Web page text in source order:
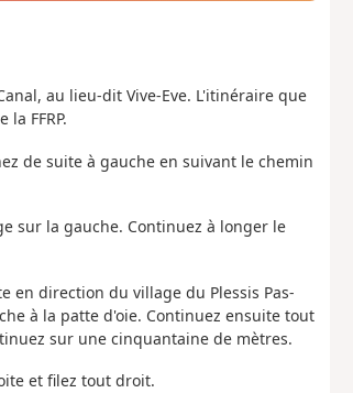
au lieu-dit Vive-Eve. L'itinéraire que
FFRP.
de suite à gauche en suivant le chemin
sur la gauche. Continuez à longer le
en direction du village du Plessis Pas-
à la patte d'oie. Continuez ensuite tout
sur une cinquantaine de mètres.
et filez tout droit.